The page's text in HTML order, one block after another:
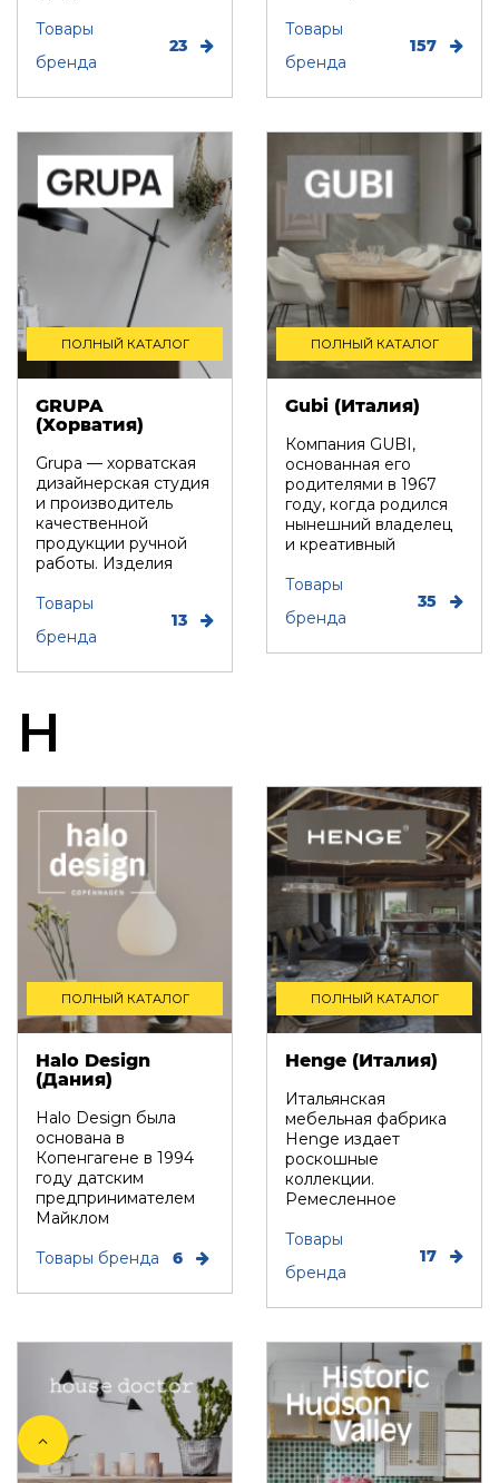
бр...
Товары
бренда
23
помещений. Ко...
Товары
бренда
157
ПОЛНЫЙ КАТАЛОГ
GRUPA
(Хорватия)
Grupa — хорватская
дизайнерская студия
и производитель
качественной
продукции ручной
работы. Изделия
и...
Товары
бренда
13
ПОЛНЫЙ КАТАЛОГ
Gubi (Италия)
Компания GUBI,
основанная его
родителями в 1967
году, когда родился
нынешний владелец
и креативный
Губи...
Товары
бренда
35
H
ПОЛНЫЙ КАТАЛОГ
Halo Design
(Дания)
Halo Design была
основана в
Копенгагене в 1994
году датским
предпринимателем
Майклом
Бренд создает
Товары бренда 6
ПОЛНЫЙ КАТАЛОГ
Henge (Италия)
Итальянская
мебельная фабрика
Henge издает
роскошные
коллекции.
Ремесленное
сочетании с
авторским дизайно...
Товары
бренда
17